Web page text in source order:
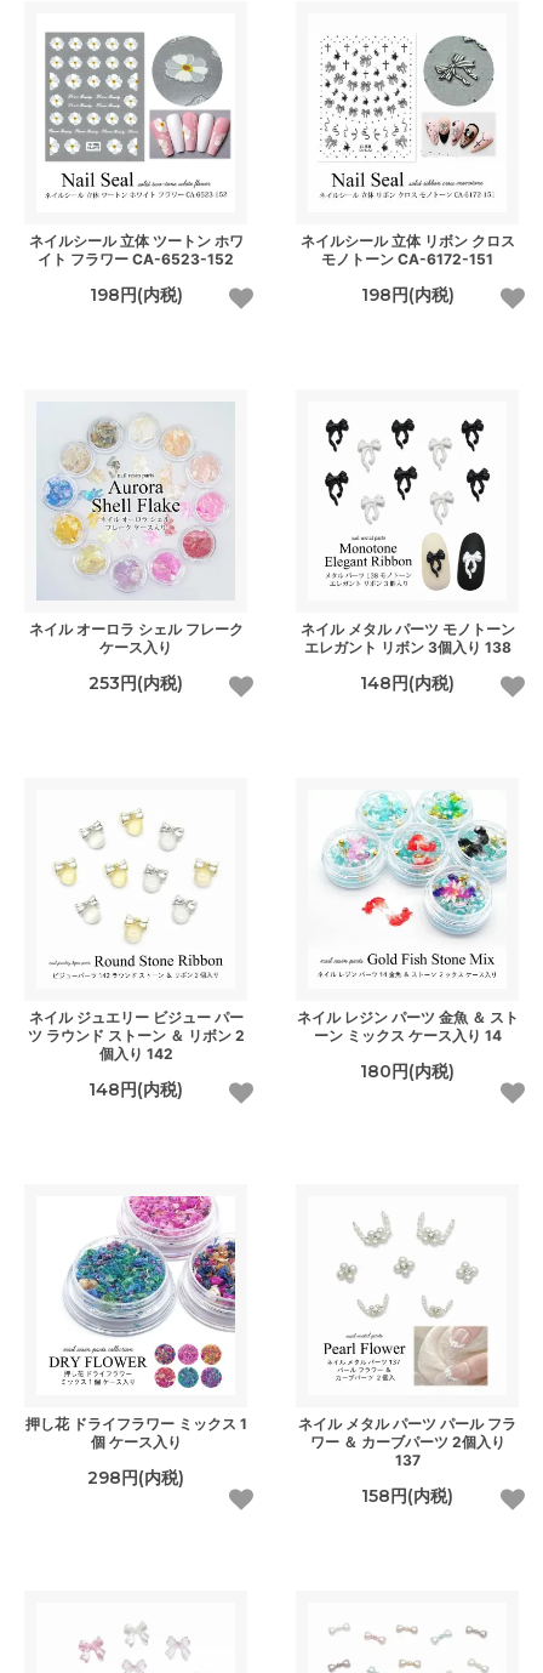
ネイルシール 立体 ツートン ホワ
イト フラワー CA-6523-152
198円(内税)
ネイルシール 立体 リボン クロス
モノトーン CA-6172-151
198円(内税)
ネイル オーロラ シェル フレーク
ケース入り
253円(内税)
ネイル メタル パーツ モノトーン
エレガント リボン 3個入り 138
148円(内税)
ネイル ジュエリー ビジュー パー
ツ ラウンド ストーン ＆ リボン 2
個入り 142
148円(内税)
ネイル レジン パーツ 金魚 ＆ スト
ーン ミックス ケース入り 14
180円(内税)
押し花 ドライフラワー ミックス 1
個 ケース入り
298円(内税)
ネイル メタル パーツ パール フラ
ワー ＆ カーブパーツ 2個入り
137
158円(内税)